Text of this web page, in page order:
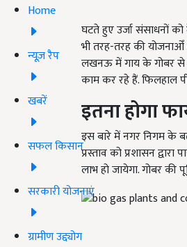
Home
न्यूज़ रैप
खबरें
सफल किसान
सरकारी योजनाएं
ग्रामीण उद्द्योग
घटते हुए उर्जा संसाधनों
भी तरह-तरह की योजनाओँ
लखनऊ में गाय के गोबर से
काम कर रहे हैं. फिलहाल
इतना होगा
इस बारे में नगर निगम के
प्रस्ताव को प्रशासन
लाभ हो जायेगा. गोबर की